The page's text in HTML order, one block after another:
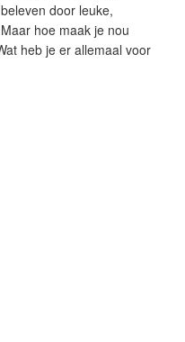
door leuke,
hoe maak je nou
heb je er allemaal voor